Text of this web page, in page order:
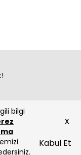
bilgi
Kabul Et
x
A.Ş.